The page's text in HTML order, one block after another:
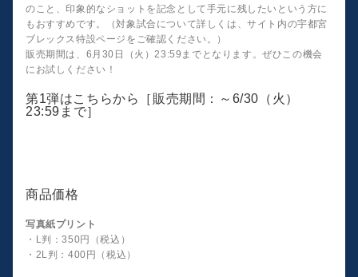
のこと、印象的なショットを記念として手元に残したいという方に
もおすすめです。（対象試合について詳しくは、サイト内の宇都宮
ブレックス特設ページをご確認ください。）
販売期間は、6月30日（火）23:59までとなります。ぜひこの機会
にお試しください！
第1弾はこちらから［販売期間：～6/30（火）
23:59まで］
商品価格
写真紙プリント
・L判：350円（税込）
・2L判：400円（税込）